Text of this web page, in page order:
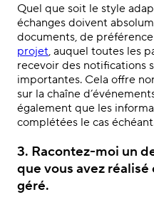
Quel que soit le style
échanges doivent
documents, de
projet, auquel toutes les
recevoir des notifications
importantes. Cela offre
sur la chaîne
également que les
complétées le cas
3. Racontez-moi un
que vous avez
géré.